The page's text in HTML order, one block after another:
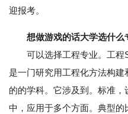
迎报考。
想做游戏的话大学选什么
可以选择工程专业。工程
是一门研究用工程化方法构
的的学科。它涉及到。标准
中，应用于多个方面。典型的